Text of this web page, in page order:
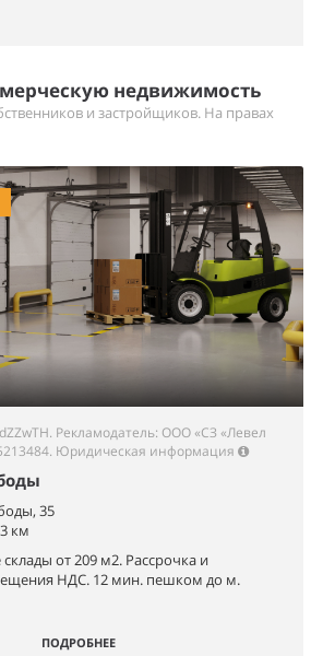
недвижимость
и застройщиков. На правах
Рекламодатель: ООО «СЗ «Левел
Юридическая информация
35
км
от 209 м2. Рассрочка и
НДС. 12 мин. пешком до м.
ПОДРОБНЕЕ